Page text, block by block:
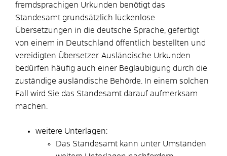
fremdsprachigen Urkunden benötigt das
Standesamt grundsätzlich lückenlose
Übersetzungen in die deutsche Sprache, gefertigt
von einem in Deutschland öffentlich bestellten und
vereidigten Übersetzer. Ausländische Urkunden
bedürfen häufig auch einer Beglaubigung durch die
zuständige ausländische Behörde. In einem solchen
Fall wird Sie das Standesamt darauf aufmerksam
machen.
weitere Unterlagen:
​​​​​​​Das Standesamt kann unter Umständen